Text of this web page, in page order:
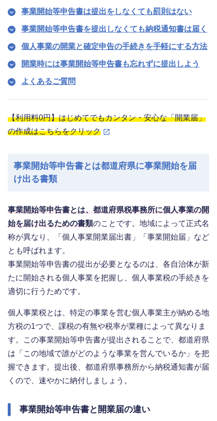
事業開始等申告書は提出をしなくても罰則はない
事業開始等申告書を提出しなくても納税通知書は届く
個人事業の開業と確定申告の手続きを手軽にする方法
開業時には事業開始等申告書も忘れずに提出しよう
よくあるご質問
【利用料0円】はじめてでもカンタン・安心な「開業届」
の作成はこちらをクリック
事業開始等申告書とは都道府県に事業開始を届
け出る書類
事業開始等申告書とは、都道府県税事務所に個人事業の開
始を届け出るための書類のことです。地域によって正式名
称が異なり、「個人事業開業届出書」「事業開始届」など
とも呼ばれます。
事業開始等申告書の提出が必要となるのは、各自治体が新
たに開始される個人事業を把握し、個人事業税の手続きを
適切に行うためです。
個人事業税とは、特定の事業を営む個人事業主が納める地
方税の1つで、課税の有無や税率が業種によって異なりま
す。この事業開始等申告書が提出されることで、都道府県
は「この地域で誰がどのような事業を営んでいるか」を把
握できます。提出後、都道府県事務所から納税通知書が届
くので、速やかに納付しましょう。
事業開始等申告書と開業届の違い